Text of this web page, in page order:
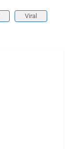
Viral